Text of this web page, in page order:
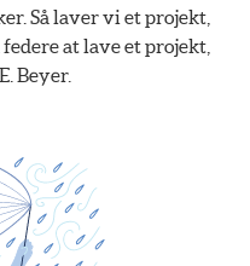
Så laver vi et projekt,
at lave et projekt,
Beyer.